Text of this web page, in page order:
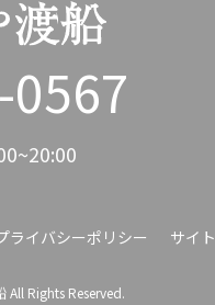
ライバシーポリシー サイ
Rights Reserved.